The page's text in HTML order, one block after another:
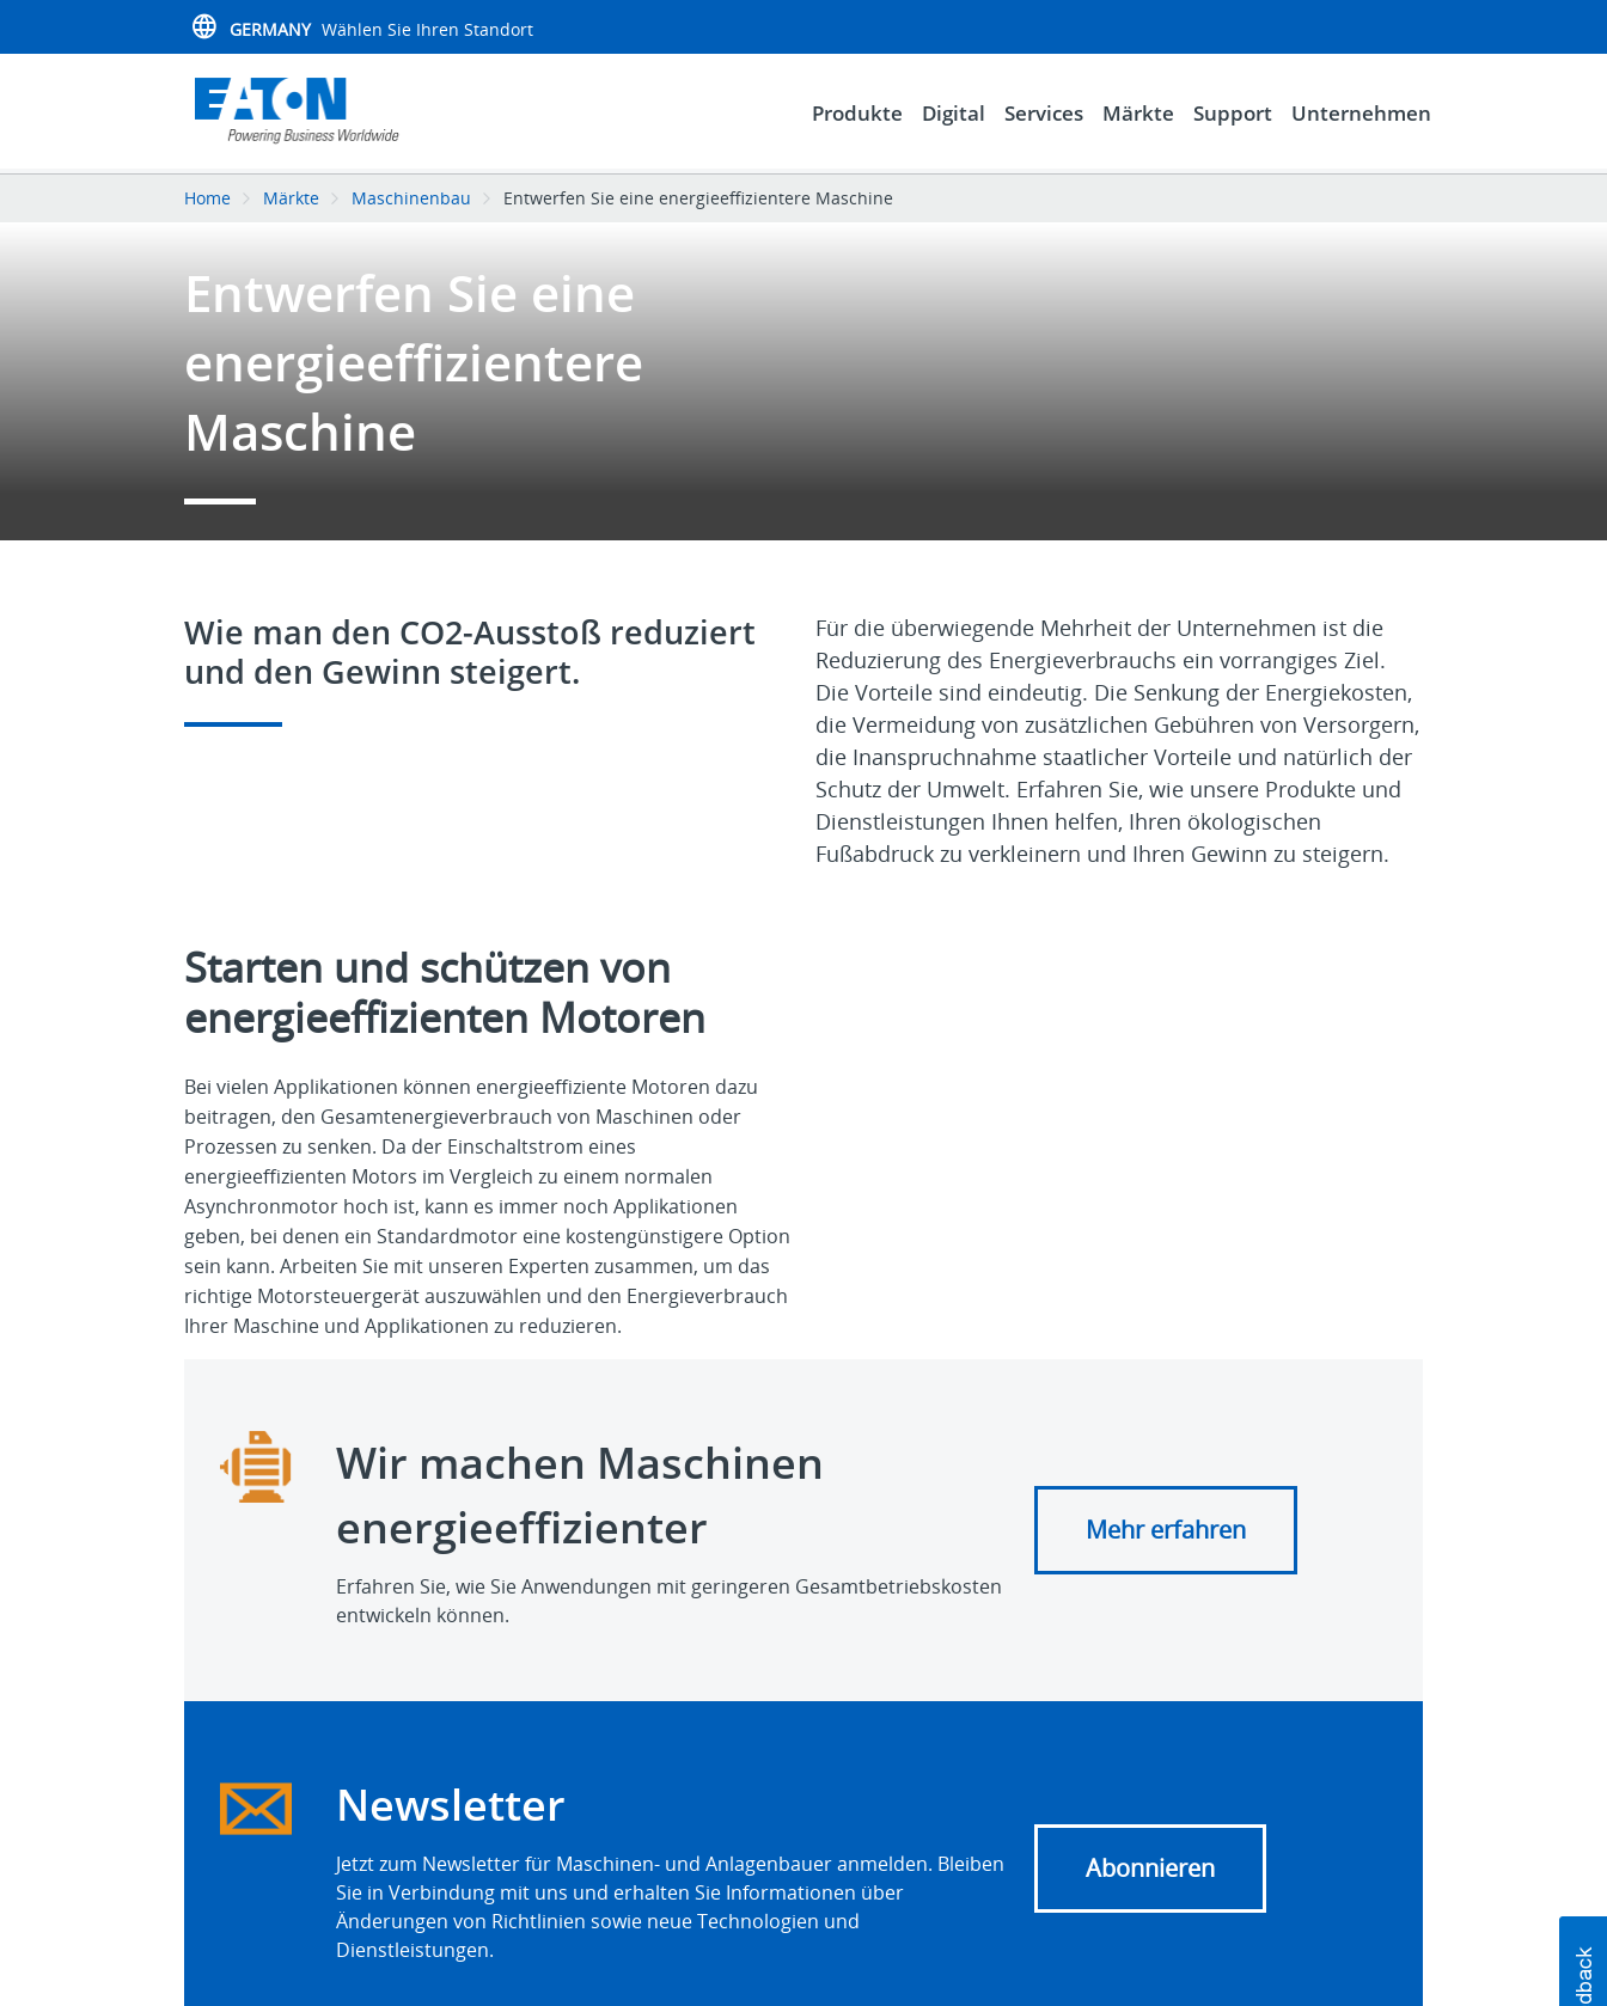
GERMANY Wählen Sie Ihren Standort
Produkte Digital Services Märkte Support Unternehmen
Home Märkte Maschinenbau Entwerfen Sie eine energieeffizientere Maschine
Entwerfen Sie eine
energieeffizientere
Maschine
Wie man den CO2-Ausstoß reduziert
und den Gewinn steigert.
Für die überwiegende Mehrheit der Unternehmen ist die
Reduzierung des Energieverbrauchs ein vorrangiges Ziel.
Die Vorteile sind eindeutig. Die Senkung der Energiekosten,
die Vermeidung von zusätzlichen Gebühren von Versorgern,
die Inanspruchnahme staatlicher Vorteile und natürlich der
Schutz der Umwelt. Erfahren Sie, wie unsere Produkte und
Dienstleistungen Ihnen helfen, Ihren ökologischen
Fußabdruck zu verkleinern und Ihren Gewinn zu steigern.
Starten und schützen von
energieeffizienten Motoren
Bei vielen Applikationen können energieeffiziente Motoren dazu
beitragen, den Gesamtenergieverbrauch von Maschinen oder
Prozessen zu senken. Da der Einschaltstrom eines
energieeffizienten Motors im Vergleich zu einem normalen
Asynchronmotor hoch ist, kann es immer noch Applikationen
geben, bei denen ein Standardmotor eine kostengünstigere Option
sein kann. Arbeiten Sie mit unseren Experten zusammen, um das
richtige Motorsteuergerät auszuwählen und den Energieverbrauch
Ihrer Maschine und Applikationen zu reduzieren.
Wir machen Maschinen
energieeffizienter
Erfahren Sie, wie Sie Anwendungen mit geringeren Gesamtbetriebskosten
entwickeln können.
Mehr erfahren
Newsletter
Jetzt zum Newsletter für Maschinen- und Anlagenbauer anmelden. Bleiben
Sie in Verbindung mit uns und erhalten Sie Informationen über
Änderungen von Richtlinien sowie neue Technologien und
Dienstleistungen.
Abonnieren